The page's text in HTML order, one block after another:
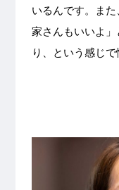
いるんです。ま
家さんもいいよ
り、という感じで